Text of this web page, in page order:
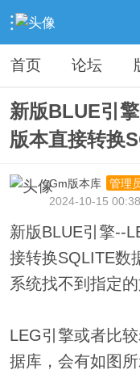
› 教程广告专区 › 视屏
首页 论坛
新版BLUE引
版本直接转换
Gm版本库
管理
2024-10-15
新版BLUE引擎--
接转换SQLITE数
系统找不到指定
LEG引擎或者比
据库，会有如图